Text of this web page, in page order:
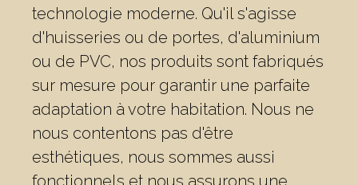
technologie moderne. Qu'il s'agisse
d'huisseries ou de portes, d'aluminium
ou de PVC, nos produits sont fabriqués
sur mesure pour garantir une parfaite
adaptation à votre habitation. Nous ne
nous contentons pas d'être
esthétiques, nous sommes aussi
fonctionnels et nous assurons une